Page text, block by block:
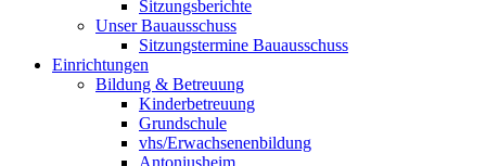
Sitzungsberichte
Unser Bauausschuss
Sitzungstermine Bauausschuss
Einrichtungen
Bildung & Betreuung
Kinderbetreuung
Grundschule
vhs/Erwachsenenbildung
Antoniusheim